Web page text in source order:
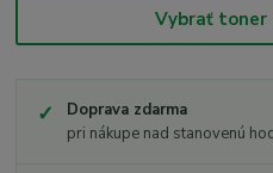
Vybrať toner
Doprava zdarma
pri nákupe nad stanovenú